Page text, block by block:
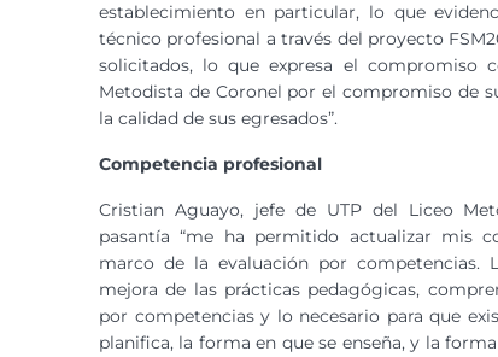
establecimiento en particular, lo que
técnico profesional a través del proyecto
solicitados, lo que expresa el compromiso
Metodista de Coronel por el compromiso de
la calidad de sus egresados”.
Competencia profesional
Cristian Aguayo, jefe de UTP del Liceo
pasantía “me ha permitido actualizar mis
marco de la evaluación por competencias.
mejora de las prácticas pedagógicas,
por competencias y lo necesario para que
planifica, la forma en que se enseña, y la